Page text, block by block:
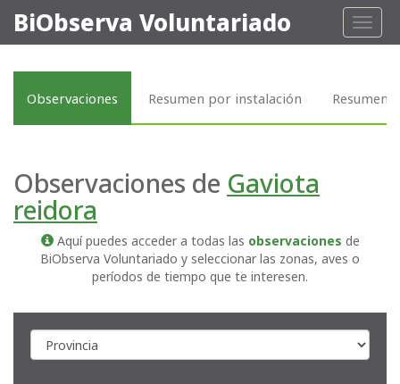
Toggle
BiObserva Voluntariado
Observaciones Resumen por instalación Resumen
Observaciones de Gaviota
reidora
Aquí puedes acceder a todas las observaciones de
BiObserva Voluntariado y seleccionar las zonas, aves o
períodos de tiempo que te interesen.